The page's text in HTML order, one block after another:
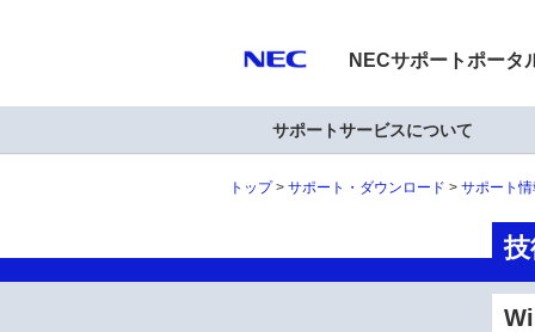
NECサポートポータ
サポートサービスについて
トップ サポート・ダウンロード サポート情